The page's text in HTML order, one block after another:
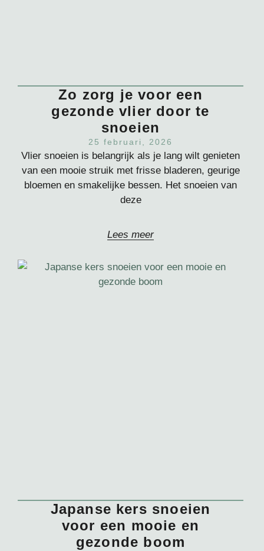
Zo zorg je voor een
gezonde vlier door te
snoeien
25 februari, 2026
Vlier snoeien is belangrijk als je lang wilt genieten
van een mooie struik met frisse bladeren, geurige
bloemen en smakelijke bessen. Het snoeien van
deze
Lees meer
Japanse kers snoeien
voor een mooie en
gezonde boom